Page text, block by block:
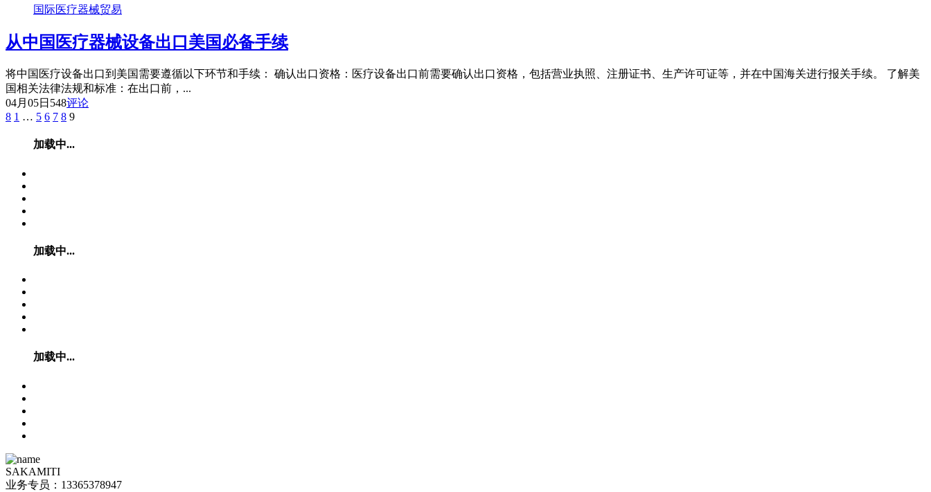
国际医疗器械贸易
从中国医疗器械设备出口美国必备手续
将中国医疗设备出口到美国需要遵循以下环节和手续： 确认出口资格：医疗设备出口前需要确认出口资格，包括营业执照、注册证书、生产许可证等，并在中国海关进行报关手续。 了解美
国相关法律法规和标准：在出口前，...
04月05日 548评论
8 1 … 5 6 7 8 9
加载中...
加载中...
加载中...
SAKAMITI
业务专员：13365378947